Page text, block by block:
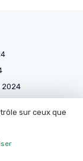
2024
sur ceux que